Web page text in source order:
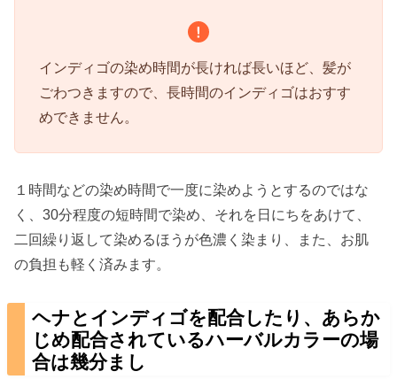
インディゴの染め時間が長ければ長いほど、髪が
ごわつきますので、長時間のインディゴはおすす
めできません。
１時間などの染め時間で一度に染めようとするのではな
く、30分程度の短時間で染め、それを日にちをあけて、
二回繰り返して染めるほうが色濃く染まり、また、お肌
の負担も軽く済みます。
ヘナとインディゴを配合したり、あらか
じめ配合されているハーバルカラーの場
合は幾分まし